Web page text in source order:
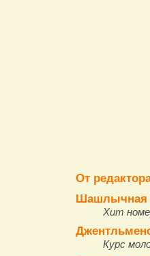
От
Шашлычная
Хит
Курс